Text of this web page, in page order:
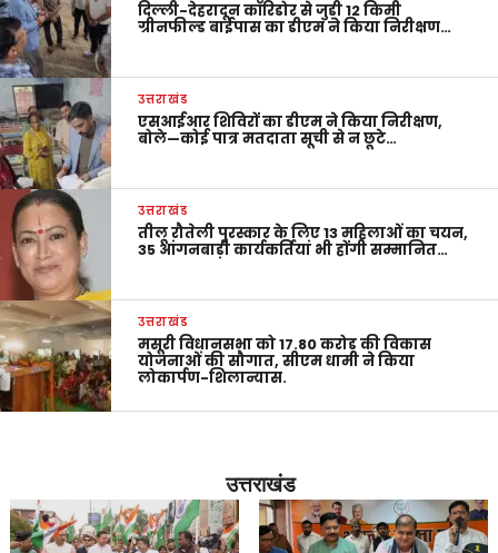
दिल्ली-देहरादून कॉरिडोर से जुड़ी 12 किमी
ग्रीनफील्ड बाईपास का डीएम ने किया निरीक्षण…
उत्तराखंड
एसआईआर शिविरों का डीएम ने किया निरीक्षण,
बोले—कोई पात्र मतदाता सूची से न छूटे…
उत्तराखंड
तीलू रौतेली पुरस्कार के लिए 13 महिलाओं का चयन,
35 आंगनबाड़ी कार्यकर्तियां भी होंगी सम्मानित…
उत्तराखंड
मसूरी विधानसभा को 17.80 करोड़ की विकास
योजनाओं की सौगात, सीएम धामी ने किया
लोकार्पण-शिलान्यास.
उत्तराखंड